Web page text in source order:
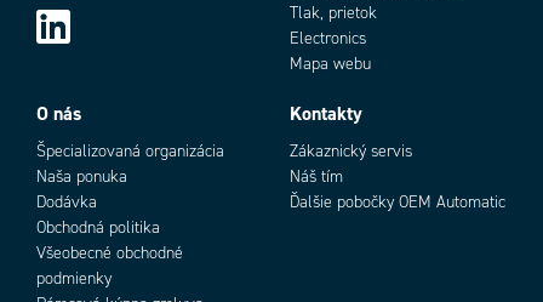
Tlak, prietok
Electronics
Mapa webu
O nás
Špecializovaná organizácia
Naša ponuka
Dodávka
Obchodná politika
Všeobecné obchodné
podmienky
Kontakty
Zákaznický servis
Náš tím
Ďalšie pobočky OEM Automatic